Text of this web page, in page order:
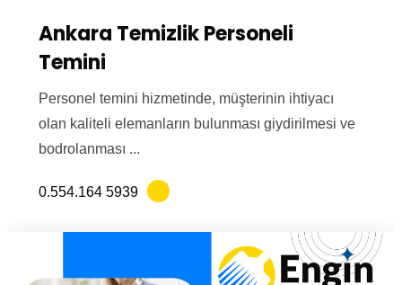
Ankara Temizlik Personeli
Temini
Personel temini hizmetinde, müşterinin ihtiyacı
olan kaliteli elemanların bulunması giydirilmesi ve
bodrolanması ...
0.554.164 5939